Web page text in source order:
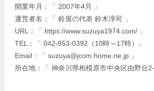
開業年月：「 2007年4月 」
運営者名：「 鈴屋の代表 鈴木淳司 」
URL：「 https://www.suzuya1974.com/ 」
TEL：「 042-853-0392（10時～17時）」
Email：「 suzuya@jcom.home.ne.jp 」
所在地：「 神奈川県相模原市中央区由野台